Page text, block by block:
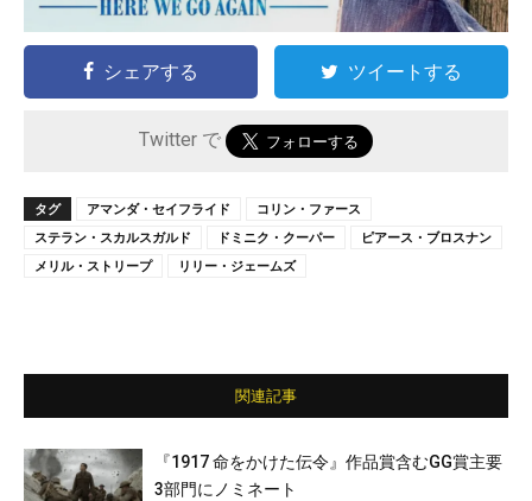
シェアする ツイートする
Twitter で
タグ アマンダ・セイフライド
コリン・ファース
ステラン・スカルスガルド
ドミニク・クーパー
ピアース・ブロスナン
メリル・ストリープ
リリー・ジェームズ
関連記事
『1917 命をかけた伝令』作品賞含むGG賞主要
3部門にノミネート